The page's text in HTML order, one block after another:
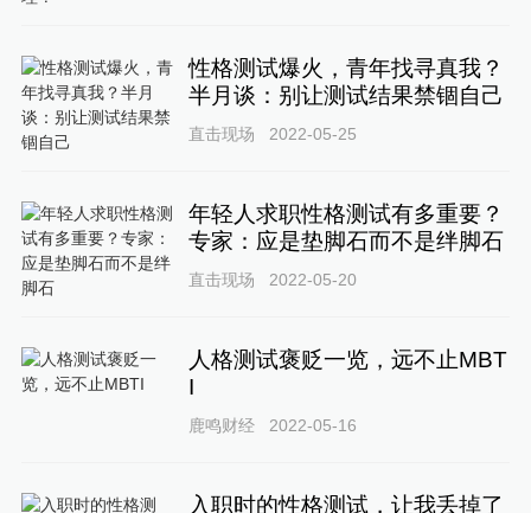
性格测试爆火，青年找寻真我？
半月谈：别让测试结果禁锢自己
直击现场 2022-05-25
年轻人求职性格测试有多重要？
专家：应是垫脚石而不是绊脚石
直击现场 2022-05-20
人格测试褒贬一览，远不止MBT
I
鹿鸣财经 2022-05-16
入职时的性格测试，让我丢掉了